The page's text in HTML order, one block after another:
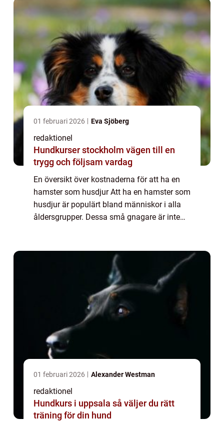
01 februari 2026 Eva Sjöberg
redaktionel
Hundkurser stockholm vägen till en
trygg och följsam vardag
En översikt över kostnaderna för att ha en
hamster som husdjur Att ha en hamster som
husdjur är populärt bland människor i alla
åldersgrupper. Dessa små gnagare är inte
01 februari 2026 Alexander Westman
redaktionel
Hundkurs i uppsala så väljer du rätt
träning för din hund